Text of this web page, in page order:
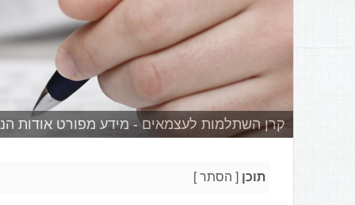
קרן השתלמות לעצמאים - מידע מפורט אודות
תוכן [ הסתר]